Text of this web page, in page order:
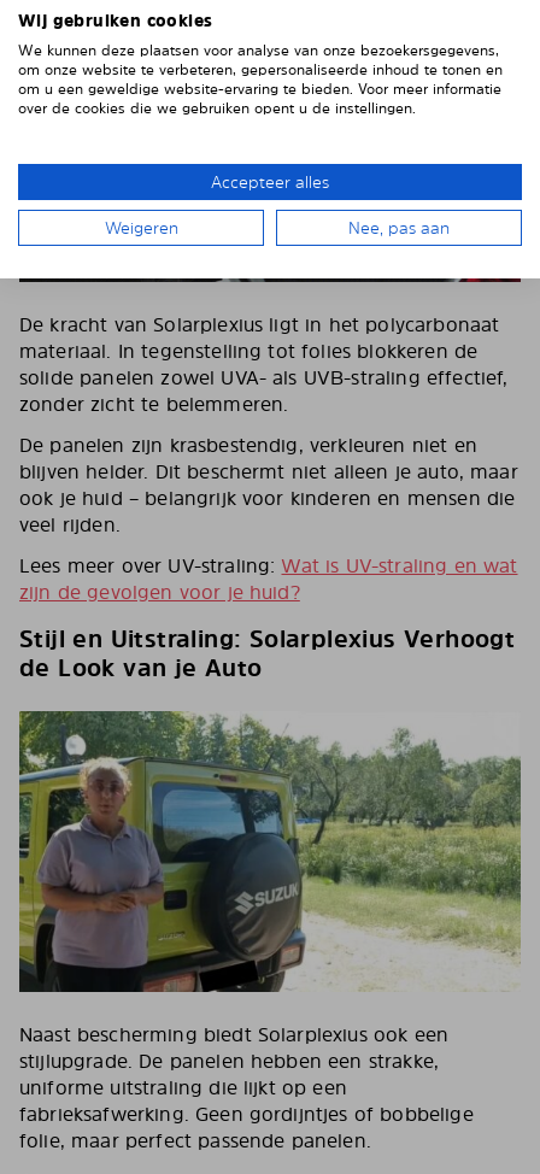
De kracht van Solarplexius ligt in het polycarbonaat
materiaal. In tegenstelling tot folies blokkeren de
solide panelen zowel UVA- als UVB-straling effectief,
zonder zicht te belemmeren.
De panelen zijn krasbestendig, verkleuren niet en
blijven helder. Dit beschermt niet alleen je auto, maar
ook je huid – belangrijk voor kinderen en mensen die
veel rijden.
Lees meer over UV-straling: Wat is UV-straling en wat
zijn de gevolgen voor je huid?
Stijl en Uitstraling: Solarplexius Verhoogt
de Look van je Auto
Naast bescherming biedt Solarplexius ook een
stijlupgrade. De panelen hebben een strakke,
uniforme uitstraling die lijkt op een
fabrieksafwerking. Geen gordijntjes of bobbelige
folie, maar perfect passende panelen.
Wij gebruiken cookies
We kunnen deze plaatsen voor analyse van onze bezoekersgegevens,
om onze website te verbeteren, gepersonaliseerde inhoud te tonen en
om u een geweldige website-ervaring te bieden. Voor meer informatie
over de cookies die we gebruiken opent u de instellingen.
Accepteer alles
Weigeren Nee, pas aan